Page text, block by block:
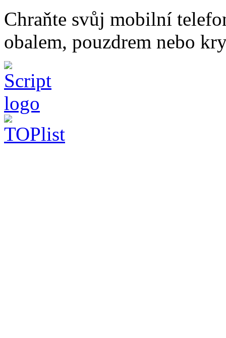
Chraňte svůj mobilní
obalem, pouzdrem nebo